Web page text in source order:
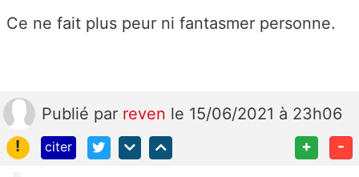
Ce ne fait plus peur ni fantasmer personne.
Publié par reven le 15/06/2021 à 23h06
!
citer + -